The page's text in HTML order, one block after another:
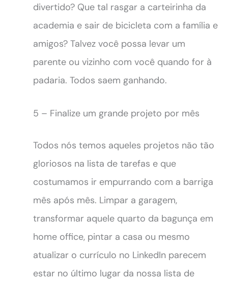
divertido? Que tal rasgar a carteirinha da
academia e sair de bicicleta com a família e
amigos? Talvez você possa levar um
parente ou vizinho com você quando for à
padaria. Todos saem ganhando.
5 – Finalize um grande projeto por mês
Todos nós temos aqueles projetos não tão
gloriosos na lista de tarefas e que
costumamos ir empurrando com a barriga
mês após mês. Limpar a garagem,
transformar aquele quarto da bagunça em
home office, pintar a casa ou mesmo
atualizar o currículo no LinkedIn parecem
estar no último lugar da nossa lista de